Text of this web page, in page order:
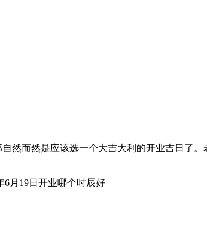
然而然是应该选一个大吉大利的开业吉日了